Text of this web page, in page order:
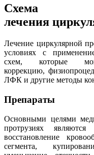
Схема
лечения
Лечение циркулярной
условиях с
схем, которые
коррекцию,
ЛФК и другие методы
Препараты
Основными целями
протрузиях
восстановление
сегмента,